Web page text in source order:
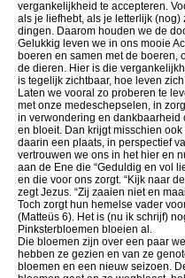
vergankelijkheid te accepteren.
als je liefhebt, als je letterlijk (nog)
dingen. Daarom houden we de
Gelukkig leven we in ons mooie
boeren en samen met de boeren,
de dieren. Hier is die
is tegelijk zichtbaar, hoe leven
Laten we vooral zo proberen te
met onze medeschepselen, in
in verwondering en dankbaarheid
en bloeit. Dan krijgt misschien
daarin een plaats, in perspectief
vertrouwen we ons in het hier en
aan de Ene die “Geduldig en vol
en die voor ons zorgt. “Kijk naar
zegt Jezus. “Zij zaaien niet en
Toch zorgt hun hemelse vader
(Matteüs 6). Het is (nu ik schrijf)
Pinksterbloemen bloeien al.
Die bloemen zijn over een paar
hebben ze gezien en van ze
bloemen en een nieuw seizoen.